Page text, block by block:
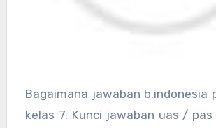
Bagaimana jawaban b.indonesia
kelas 7. Kunci jawaban uas / pas